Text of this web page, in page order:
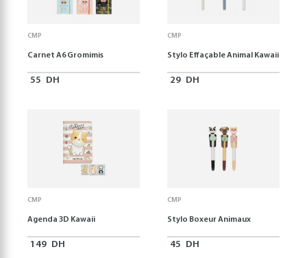
CMP
Carnet A6 Gromimis
55 DH
CMP
Stylo Effaçable Animal Kawaii
29 DH
CMP
Agenda 3D Kawaii
149 DH
CMP
Stylo Boxeur Animaux
45 DH